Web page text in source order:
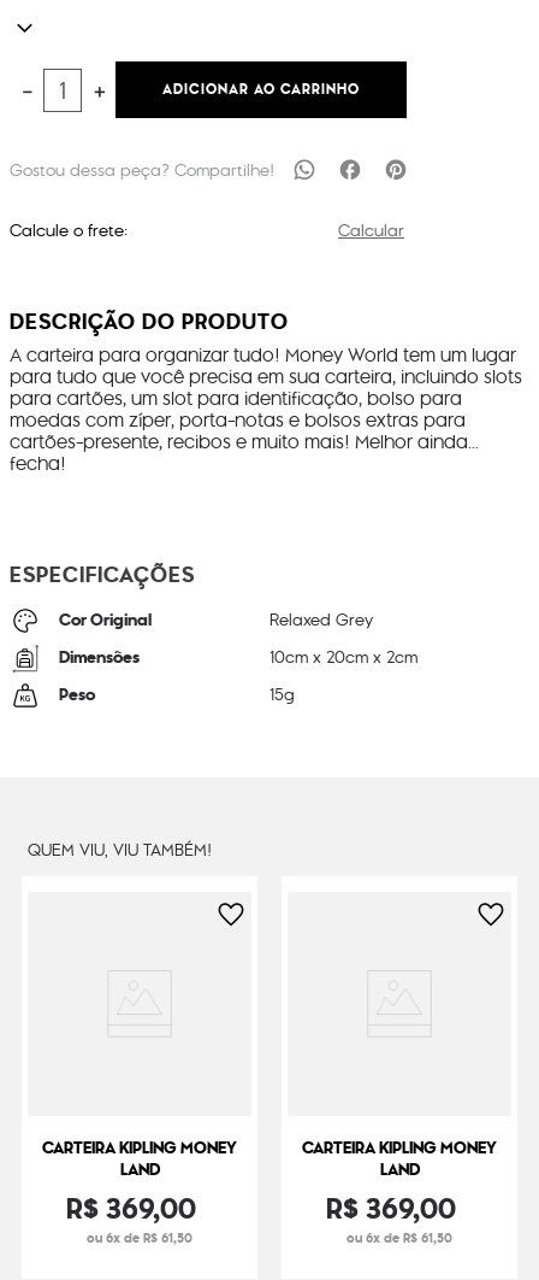
＋
－ ADICIONAR AO CARRINHO
Calcule o frete: Calcular
DESCRIÇÃO DO PRODUTO
A carteira para organizar tudo! Money World tem um lugar
para tudo que você precisa em sua carteira, incluindo slots
para cartões, um slot para identificação, bolso para
moedas com zíper, porta-notas e bolsos extras para
cartões-presente, recibos e muito mais! Melhor ainda...
fecha!
ESPECIFICAÇÕES
Cor Original Relaxed Grey
Dimensões 10cm x20cm x2cm
Peso 15g
QUEM VIU, VIU TAMBÉM!
CARTEIRA KIPLING MONEY
LAND
R$369,00
ou 6x de R$ 61,50
CARTEIRA KIPLING MONEY
LAND
R$369,00
ou 6x de R$ 61,50